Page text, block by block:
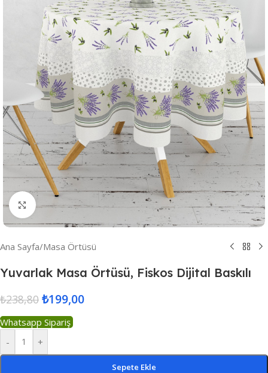
Resmi Büyüt
Ana Sayfa/Masa Örtüsü
Yuvarlak Masa Örtüsü, Fiskos Dijital Baskılı
₺238,80 ₺199,00
Whatsapp Sipariş
-
+
Sepete Ekle